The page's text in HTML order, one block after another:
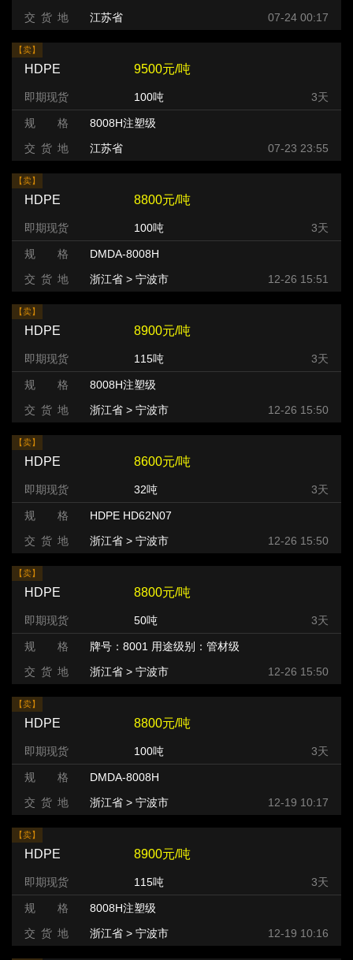
交 货 地
江苏省 07-24 00:17
【卖】
HDPE 9500元/吨
即期现货 100吨 3天
规 格
8008H注塑级
交 货 地
江苏省 07-23 23:55
【卖】
HDPE 8800元/吨
即期现货 100吨 3天
规 格
DMDA-8008H
交 货 地
浙江省 > 宁波市 12-26 15:51
【卖】
HDPE 8900元/吨
即期现货 115吨 3天
规 格
8008H注塑级
交 货 地
浙江省 > 宁波市 12-26 15:50
【卖】
HDPE 8600元/吨
即期现货 32吨 3天
规 格
HDPE HD62N07
交 货 地
浙江省 > 宁波市 12-26 15:50
【卖】
HDPE 8800元/吨
即期现货 50吨 3天
规 格
牌号：8001 用途级别：管材级
交 货 地
浙江省 > 宁波市 12-26 15:50
【卖】
HDPE 8800元/吨
即期现货 100吨 3天
规 格
DMDA-8008H
交 货 地
浙江省 > 宁波市 12-19 10:17
【卖】
HDPE 8900元/吨
即期现货 115吨 3天
规 格
8008H注塑级
交 货 地
浙江省 > 宁波市 12-19 10:16